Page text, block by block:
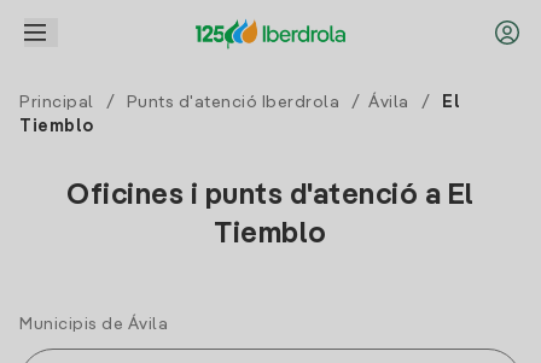
Principal / Punts d'atenció Iberdrola / Ávila /
El
Tiemblo
Oficines i punts d'atenció a El
Tiemblo
Municipis de Ávila